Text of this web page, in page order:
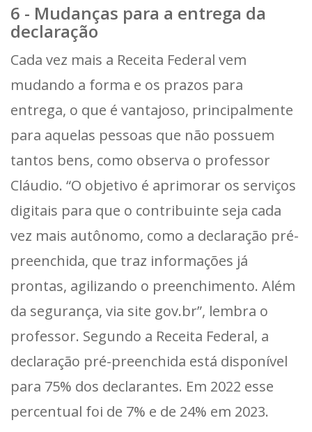
6 - Mudanças para a entrega da
declaração
Cada vez mais a Receita Federal vem
mudando a forma e os prazos para
entrega, o que é vantajoso, principalmente
para aquelas pessoas que não possuem
tantos bens, como observa o professor
Cláudio. “O objetivo é aprimorar os serviços
digitais para que o contribuinte seja cada
vez mais autônomo, como a declaração pré-
preenchida, que traz informações já
prontas, agilizando o preenchimento. Além
da segurança, via site gov.br”, lembra o
professor. Segundo a Receita Federal, a
declaração pré-preenchida está disponível
para 75% dos declarantes. Em 2022 esse
percentual foi de 7% e de 24% em 2023.